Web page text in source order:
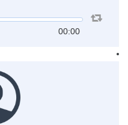
00:00